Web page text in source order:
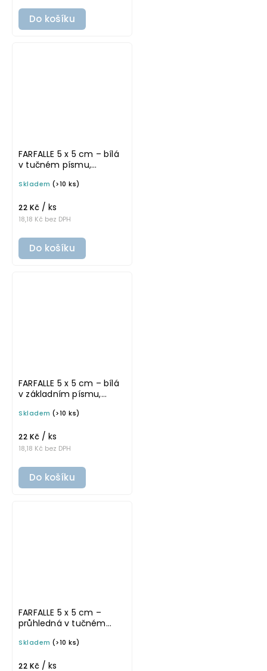
Do košíku
FARFALLE 5 x 5 cm – bílá
v tučném písmu,
na potravinové dózy
Skladem (>10 ks)
18,18 Kč bez DPH
22 Kč / ks
Do košíku
FARFALLE 5 x 5 cm – bílá
v základním písmu,
na potravinové dózy
Skladem (>10 ks)
18,18 Kč bez DPH
22 Kč / ks
Do košíku
FARFALLE 5 x 5 cm –
průhledná v tučném
samolepka na
Skladem (>10 ks)
22 Kč / ks